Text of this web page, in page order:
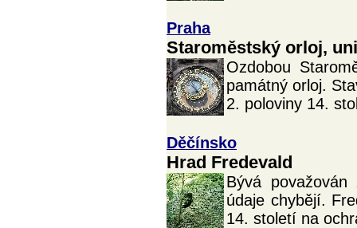
Praha
Staroměstský orloj,
Ozdobou
památný orloj.
2. poloviny 14.
Děčínsko
Hrad Fredevald
Bývá
údaje chybějí.
14. století na